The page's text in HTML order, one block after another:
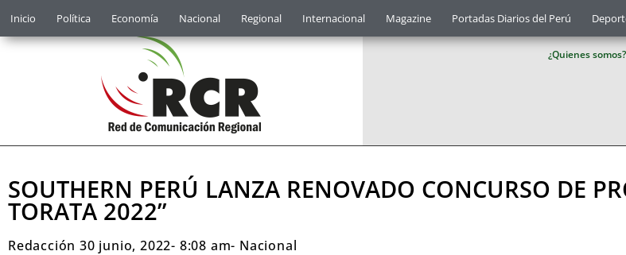
Inicio Política Economía Nacional Regional Internacional Magazine Portadas Diarios del Perú
¿Quienes somos?
SOUTHERN PERÚ LANZA RENOVADO CONCURSO DE
TORATA 2022”
Redacción 30 junio, 2022- 8:08 am- Nacional